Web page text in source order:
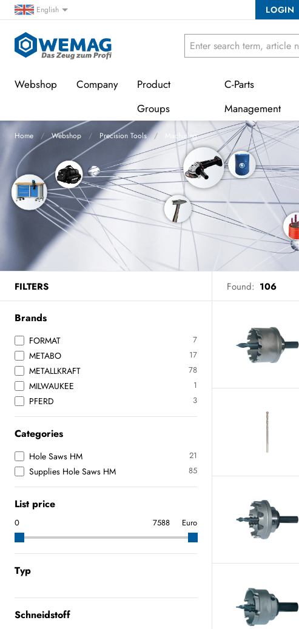
English LOGIN
Webshop Company
Product
Groups
C-Parts
Management
Home Webshop Precision Tools Machining
FILTERS Found: 106
Brands
FORMAT 7
METABO 17
METALLKRAFT 78
MILWAUKEE 1
PFERD 3
Categories
Hole Saws HM 21
Supplies Hole Saws HM 85
List price
Euro
Typ
Schneidstoff